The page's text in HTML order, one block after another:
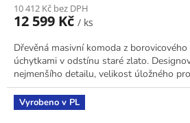
10 412 Kč bez DPH
12 599 Kč / ks
Dřevěná masivní komoda z
úchytkami v odstínu staré zlato.
nejmenšího detailu, velikost úložného
Vyrobeno v PL